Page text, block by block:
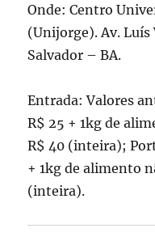
Onde: Centro
(Unijorge). Av. Luís
Salvador – BA.
Entrada: Valores
R$ 25 + 1kg de
R$ 40 (inteira);
+ 1kg de alimento
(inteira).